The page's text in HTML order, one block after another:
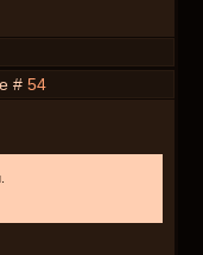
# 54